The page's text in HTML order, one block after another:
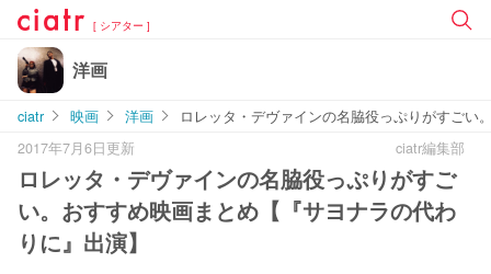
[ シアター ]
洋画
ciatr 映画 洋画
ロレッタ・デヴァインの名脇役っぷりがすごい
2017年7月6日更新
ciatr編集部
ロレッタ・デヴァインの名脇役っぷりがすご
い。おすすめ映画まとめ【『サヨナラの代わ
りに』出演】